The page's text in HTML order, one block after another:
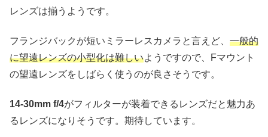
レンズは揃うようです。
フランジバックが短いミラーレスカメラと言えど、 一般的
に望遠レンズの小型化は難しいようですので、Fマウント
の望遠レンズをしばらく使うのが良さそうです。
14-30mm f/4がフィルターが装着できるレンズだと魅力あ
るレンズになりそうです。期待しています。